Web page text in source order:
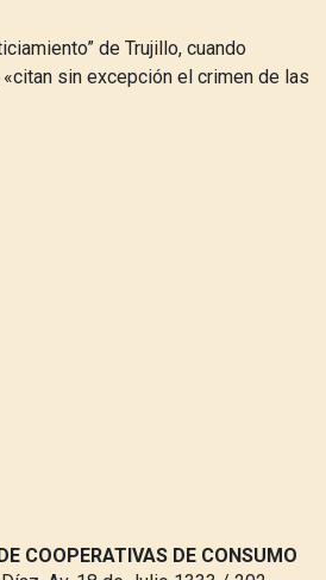
de Trujillo, cuando
sin excepción el crimen de las
COOPERATIVAS DE CONSUMO